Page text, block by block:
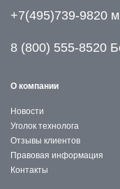
+7(495)739-9820
8 (800) 555-8520
О компании
Новости
Уголок технолога
Отзывы клиентов
Правовая информация
Контакты